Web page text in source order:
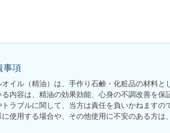
事項
イル（精油）は、手作り石鹸・化粧品の材料と
内容は、精油の効果効能、心身の不調改善を
トラブルに関して、当方は責任を負いかねます
使用する場合や、その他使用に不安のある方は